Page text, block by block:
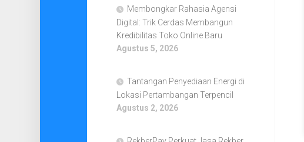
Membongkar Rahasia Agensi
Digital: Trik Cerdas Membangun
Kredibilitas Toko Online Baru
Agustus 5, 2026
Tantangan Penyediaan Energi di
Lokasi Pertambangan Terpencil
Agustus 2, 2026